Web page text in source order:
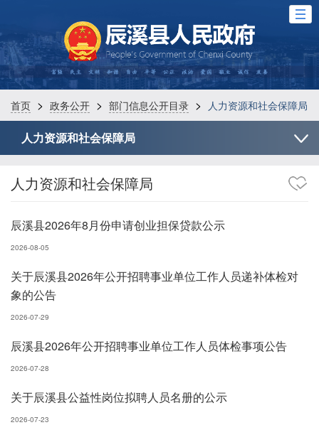
首页 > 政务公开 > 部门信息公开目录 > 人力资源和社会保障局
人力资源和社会保障局
人力资源和社会保障局
辰溪县2026年8月份申请创业担保贷款公示
2026-08-05
关于辰溪县2026年公开招聘事业单位工作人员递补体检对
象的公告
2026-07-29
辰溪县2026年公开招聘事业单位工作人员体检事项公告
2026-07-28
关于辰溪县公益性岗位拟聘人员名册的公示
2026-07-23